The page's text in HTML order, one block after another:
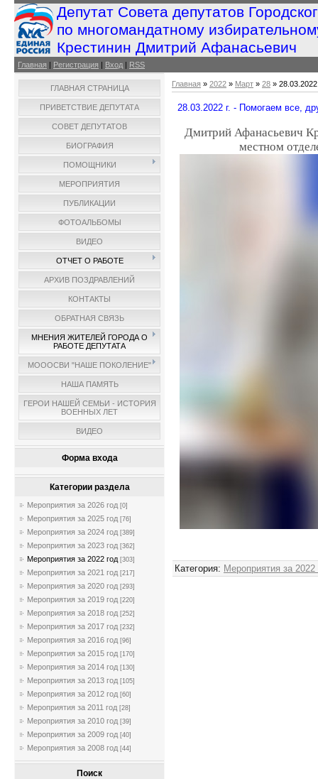
Депутат Совета депутатов
по многомандатному
Крестинин Дмитрий Афанасьевич
Главная | Регистрация | Вход | RSS
ГЛАВНАЯ СТРАНИЦА
ПРИВЕТСТВИЕ ДЕПУТАТА
СОВЕТ ДЕПУТАТОВ
БИОГРАФИЯ
ПОМОЩНИКИ
МЕРОПРИЯТИЯ
ПУБЛИКАЦИИ
ФОТОАЛЬБОМЫ
ВИДЕО
ОТЧЕТ О РАБОТЕ
АРХИВ ПОЗДРАВЛЕНИЙ
КОНТАКТЫ
ОБРАТНАЯ СВЯЗЬ
МНЕНИЯ ЖИТЕЛЕЙ ГОРОДА О
РАБОТЕ ДЕПУТАТА
МОООСВИ "НАШЕ ПОКОЛЕНИЕ"
НАША ПАМЯТЬ
ГЕРОИ НАШЕЙ СЕМЬИ - ИСТОРИЯ
ВОЕННЫХ ЛЕТ
ВИДЕО
Форма входа
Категории раздела
Мероприятия за 2026 год [0]
Мероприятия за 2025 год [76]
Мероприятия за 2024 год [389]
Мероприятия за 2023 год [362]
Мероприятия за 2022 год [303]
Мероприятия за 2021 год [217]
Мероприятия за 2020 год [293]
Мероприятия за 2019 год [220]
Мероприятия за 2018 год [252]
Мероприятия за 2017 год [232]
Мероприятия за 2016 год [96]
Мероприятия за 2015 год [170]
Мероприятия за 2014 год [130]
Мероприятия за 2013 год [105]
Мероприятия за 2012 год [60]
Мероприятия за 2011 год [28]
Мероприятия за 2010 год [39]
Мероприятия за 2009 год [40]
Мероприятия за 2008 год [44]
Поиск
Главная » 2022 » Март » 28 »
28.03.2022 г. - Помогаем все,
Дмитрий Афанасьевич
местном
Категория: Мероприятия за 2022